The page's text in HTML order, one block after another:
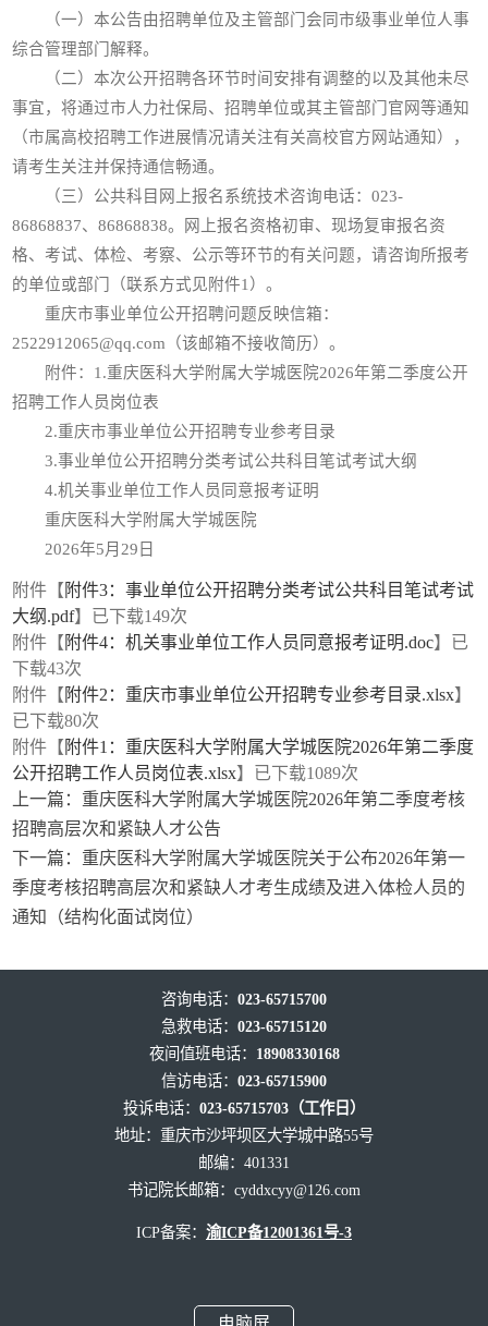
（一）本公告由招聘单位及主管部门会同市级事业单位人事
综合管理部门解释。
（二）本次公开招聘各环节时间安排有调整的以及其他未尽
事宜，将通过市人力社保局、招聘单位或其主管部门官网等通知
（市属高校招聘工作进展情况请关注有关高校官方网站通知），
请考生关注并保持通信畅通。
（三）公共科目网上报名系统技术咨询电话：023-
86868837、86868838。网上报名资格初审、现场复审报名资
格、考试、体检、考察、公示等环节的有关问题，请咨询所报考
的单位或部门（联系方式见附件1）。
重庆市事业单位公开招聘问题反映信箱：
2522912065@qq.com（该邮箱不接收简历）。
附件：1.重庆医科大学附属大学城医院2026年第二季度公开
招聘工作人员岗位表
2.重庆市事业单位公开招聘专业参考目录
3.事业单位公开招聘分类考试公共科目笔试考试大纲
4.机关事业单位工作人员同意报考证明
重庆医科大学附属大学城医院
2026年5月29日
附件【 附件3：事业单位公开招聘分类考试公共科目笔试考试
大纲.pdf】已下载149次
附件【 附件4：机关事业单位工作人员同意报考证明.doc】已
下载43次
附件【 附件2：重庆市事业单位公开招聘专业参考目录.xlsx】
已下载80次
附件【 附件1：重庆医科大学附属大学城医院2026年第二季度
公开招聘工作人员岗位表.xlsx】已下载1089次
上一篇： 重庆医科大学附属大学城医院2026年第二季度考核
招聘高层次和紧缺人才公告
下一篇： 重庆医科大学附属大学城医院关于公布2026年第一
季度考核招聘高层次和紧缺人才考生成绩及进入体检人员的
通知（结构化面试岗位）
咨询电话： 023-65715700
急救电话： 023-65715120
夜间值班电话： 18908330168
信访电话： 023-65715900
投诉电话： 023-65715703（工作日）
地址：重庆市沙坪坝区大学城中路55号
邮编：401331
书记院长邮箱： cyddxcyy@126.com
ICP备案： 渝ICP备12001361号-3